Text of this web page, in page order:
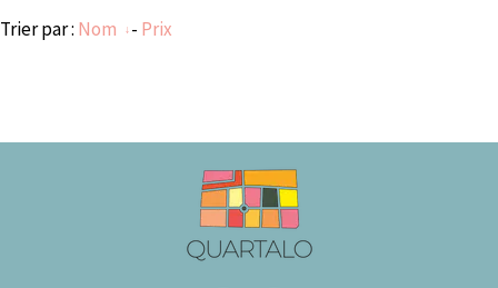
Trier par : Nom - Prix